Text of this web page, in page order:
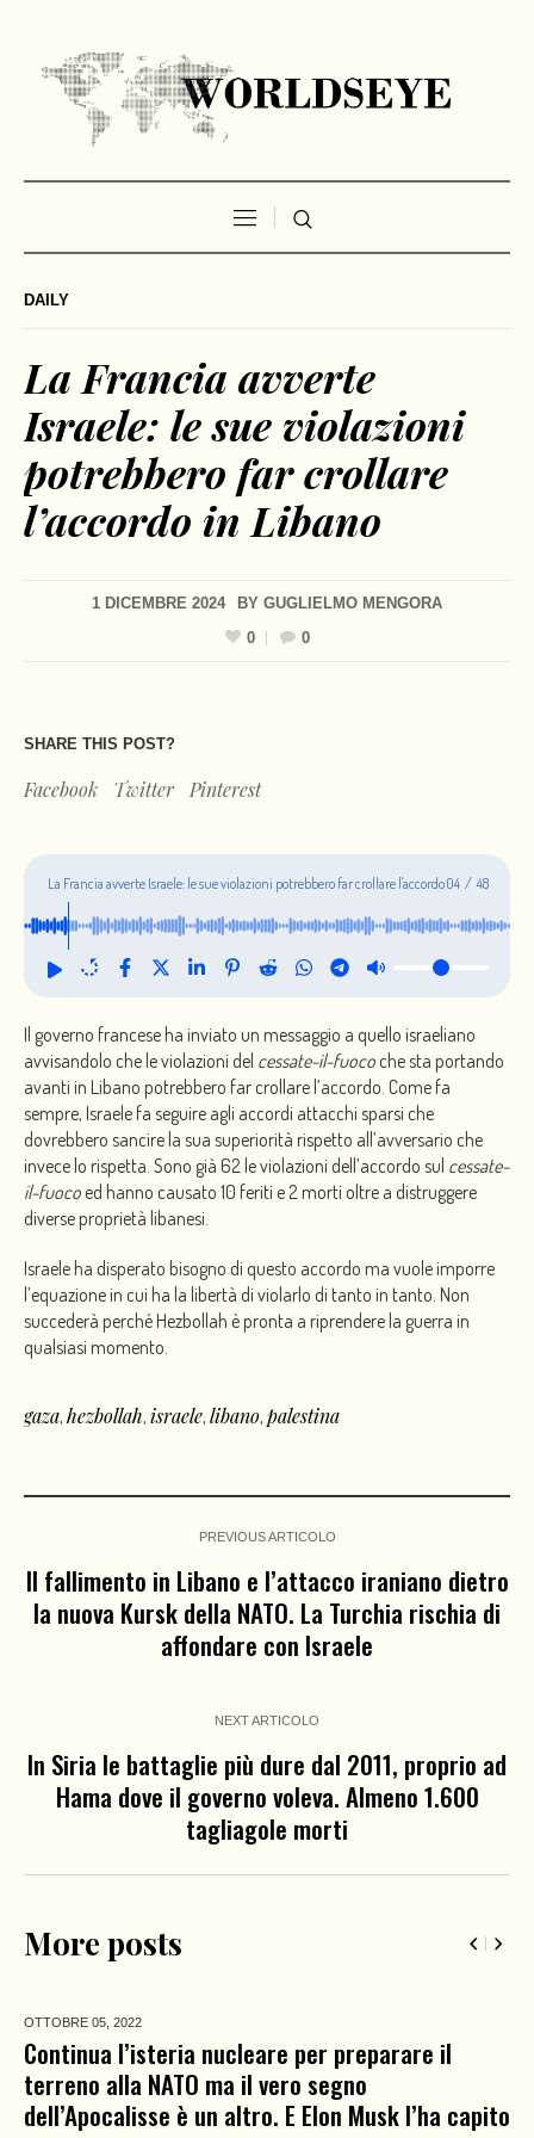
DAILY
La Francia avverte
Israele: le sue violazioni
potrebbero far crollare
l’accordo in Libano
1 DICEMBRE 2024 BY GUGLIELMO MENGORA
0
0
SHARE THIS POST?
Facebook Twitter Pinterest
La Francia avverte Israele: le sue violazioni potrebbero far crollare l'accordo
in Libano
04 / 48
Il governo francese ha inviato un messaggio a quello israeliano
avvisandolo che le violazioni del cessate-il-fuoco che sta portando
avanti in Libano potrebbero far crollare l’accordo. Come fa
sempre, Israele fa seguire agli accordi attacchi sparsi che
dovrebbero sancire la sua superiorità rispetto all’avversario che
invece lo rispetta. Sono già 62 le violazioni dell’accordo sul cessate-
il-fuoco ed hanno causato 10 feriti e 2 morti oltre a distruggere
diverse proprietà libanesi.
Israele ha disperato bisogno di questo accordo ma vuole imporre
l’equazione in cui ha la libertà di violarlo di tanto in tanto. Non
succederà perché Hezbollah è pronta a riprendere la guerra in
qualsiasi momento.
gaza, hezbollah, israele, libano, palestina
PREVIOUS ARTICOLO
Il fallimento in Libano e l’attacco iraniano dietro
la nuova Kursk della NATO. La Turchia rischia di
affondare con Israele
NEXT ARTICOLO
In Siria le battaglie più dure dal 2011, proprio ad
Hama dove il governo voleva. Almeno 1.600
tagliagole morti
More posts
OTTOBRE 05, 2022
Continua l’isteria nucleare per preparare il
terreno alla NATO ma il vero segno
dell’Apocalisse è un altro. E Elon Musk l’ha capito